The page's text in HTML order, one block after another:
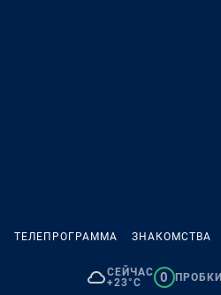
ТЕЛЕПРОГРАММА ЗНАКОМСТВА
СЕЙЧАС
+23°C
0 ПРОБКИ